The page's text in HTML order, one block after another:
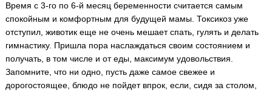
Время с 3-го по 6-й месяц беременности считается самым
спокойным и комфортным для будущей мамы. Токсикоз уже
отступил, животик еще не очень мешает спать, гулять и делать
гимнастику. Пришла пора наслаждаться своим состоянием и
получать, в том числе и от еды, максимум удовольствия.
Запомните, что ни одно, пусть даже самое свежее и
дорогостоящее, блюдо не пойдет впрок, если, сидя за столом,